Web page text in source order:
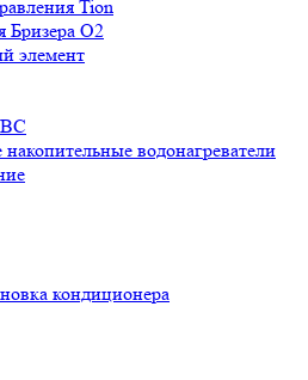
Tion
Бризера O2
элемент
водонагреватели
кондиционера